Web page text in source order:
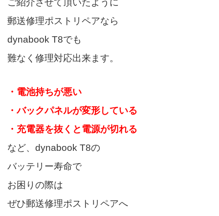
ご紹介させて頂いたように
郵送修理ポストリペアなら
dynabook T8でも
難なく修理対応出来ます。
・電池持ちが悪い
・バックパネルが変形している
・充電器を抜くと電源が切れる
など、dynabook T8の
バッテリー寿命で
お困りの際は
ぜひ郵送修理ポストリペアへ